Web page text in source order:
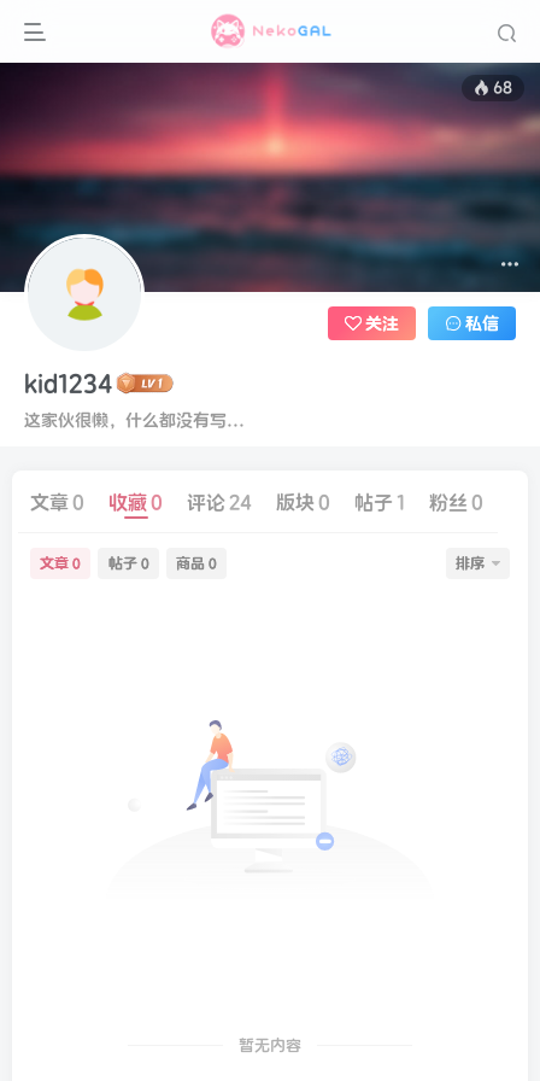
68
kid1234
这家伙很懒，什么都没有写...
关注 私信
文章0 收藏0 评论 24 版块 0 帖子 1 粉丝 0
文章 0 帖子 0 商品 0 排序
暂无内容